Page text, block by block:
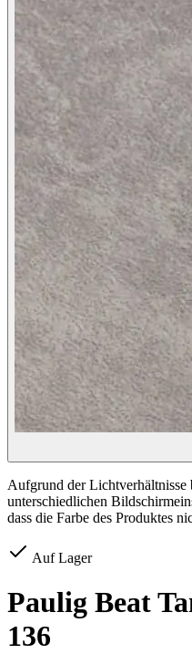
Aufgrund der
unterschiedlichen
dass die Farbe des Produktes
Auf Lager
Paulig Beat
136